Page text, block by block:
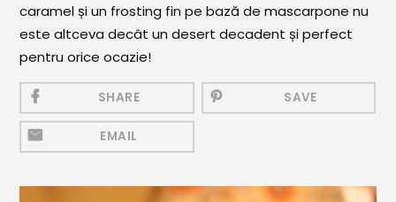
Aperitive Calde
Aperitive Reci
Mezeluri
Ronțăieli
Băuturi
Băuturi calde
caramel și un frosting fin pe bază de mascarpone nu
este altceva decât un desert decadent și perfect
pentru orice ocazie!
SHARE SAVE
EMAIL